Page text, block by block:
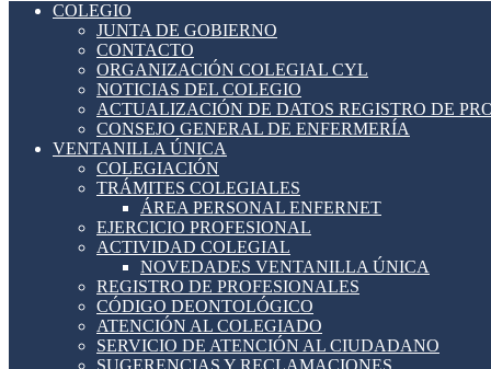
COLEGIO
JUNTA DE GOBIERNO
CONTACTO
ORGANIZACIÓN COLEGIAL CYL
NOTICIAS DEL COLEGIO
ACTUALIZACIÓN DE DATOS REGISTRO DE
CONSEJO GENERAL DE ENFERMERÍA
VENTANILLA ÚNICA
COLEGIACIÓN
TRÁMITES COLEGIALES
ÁREA PERSONAL ENFERNET
EJERCICIO PROFESIONAL
ACTIVIDAD COLEGIAL
NOVEDADES VENTANILLA ÚNICA
REGISTRO DE PROFESIONALES
CÓDIGO DEONTOLÓGICO
ATENCIÓN AL COLEGIADO
SERVICIO DE ATENCIÓN AL CIUDADANO
SUGERENCIAS Y RECLAMACIONES